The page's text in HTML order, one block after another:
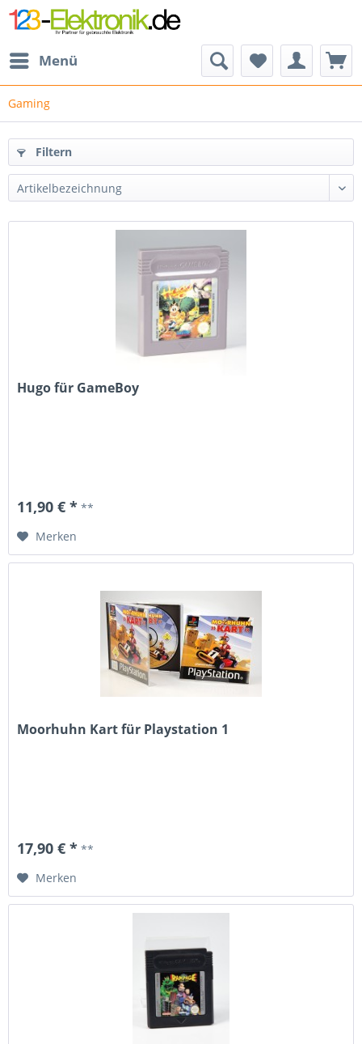
Menü
Gaming
Filtern
Hugo für GameBoy
11,90 € * **
Merken
Moorhuhn Kart für Playstation 1
17,90 € * **
Merken